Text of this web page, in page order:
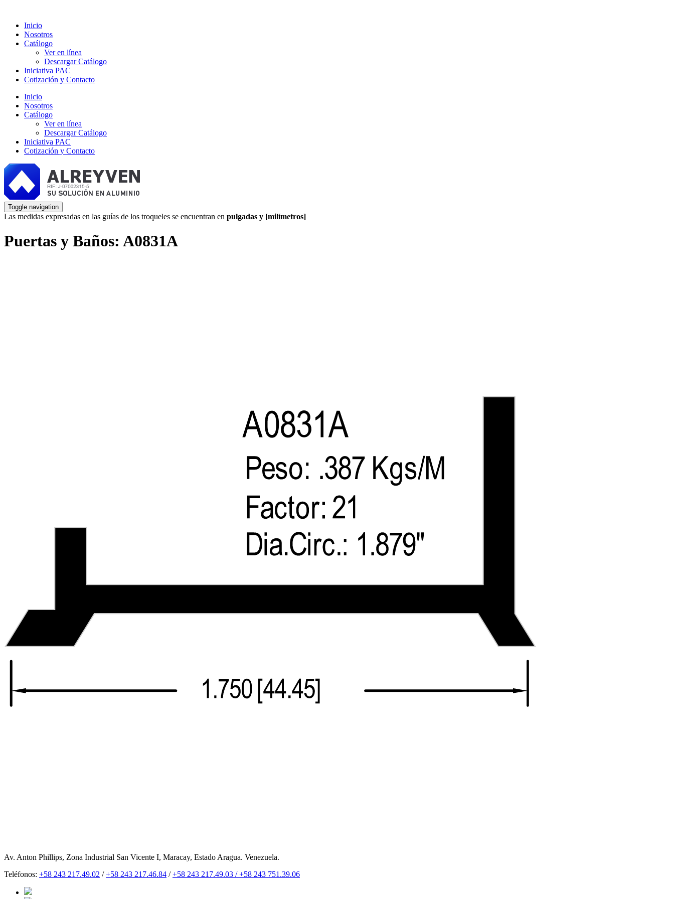
Inicio
Nosotros
Catálogo
Ver en línea
Descargar Catálogo
Iniciativa PAC
Cotización y Contacto
Inicio
Nosotros
Catálogo
Ver en línea
Descargar Catálogo
Iniciativa PAC
Cotización y Contacto
Toggle navigation
Las medidas expresadas en las guías de los troqueles se encuentran en pulgadas y [milímetros]
Puertas y Baños: A0831A
Av. Anton Phillips, Zona Industrial San Vicente I, Maracay, Estado Aragua. Venezuela.
Teléfonos: +58 243 217.49.02 /+58 243 217.46.84 /+58 243 217.49.03 /+58 243 751.39.06